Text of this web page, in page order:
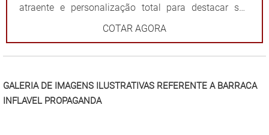
atraente e personalização total para destacar sua
marca de forma impactante. Cada tenda é projetada
mensagem. Além de proteger contra sol ou chuva,
elas criam um ponto de referência visual que atrai o
COTAR AGORA
GALERIA DE IMAGENS ILUSTRATIVAS REFERENTE A BARRACA
INFLAVEL PROPAGANDA